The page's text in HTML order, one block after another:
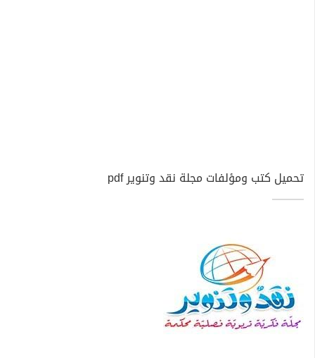
تحميل كتب ومؤلفات مجلة نقد وتنوير pdf